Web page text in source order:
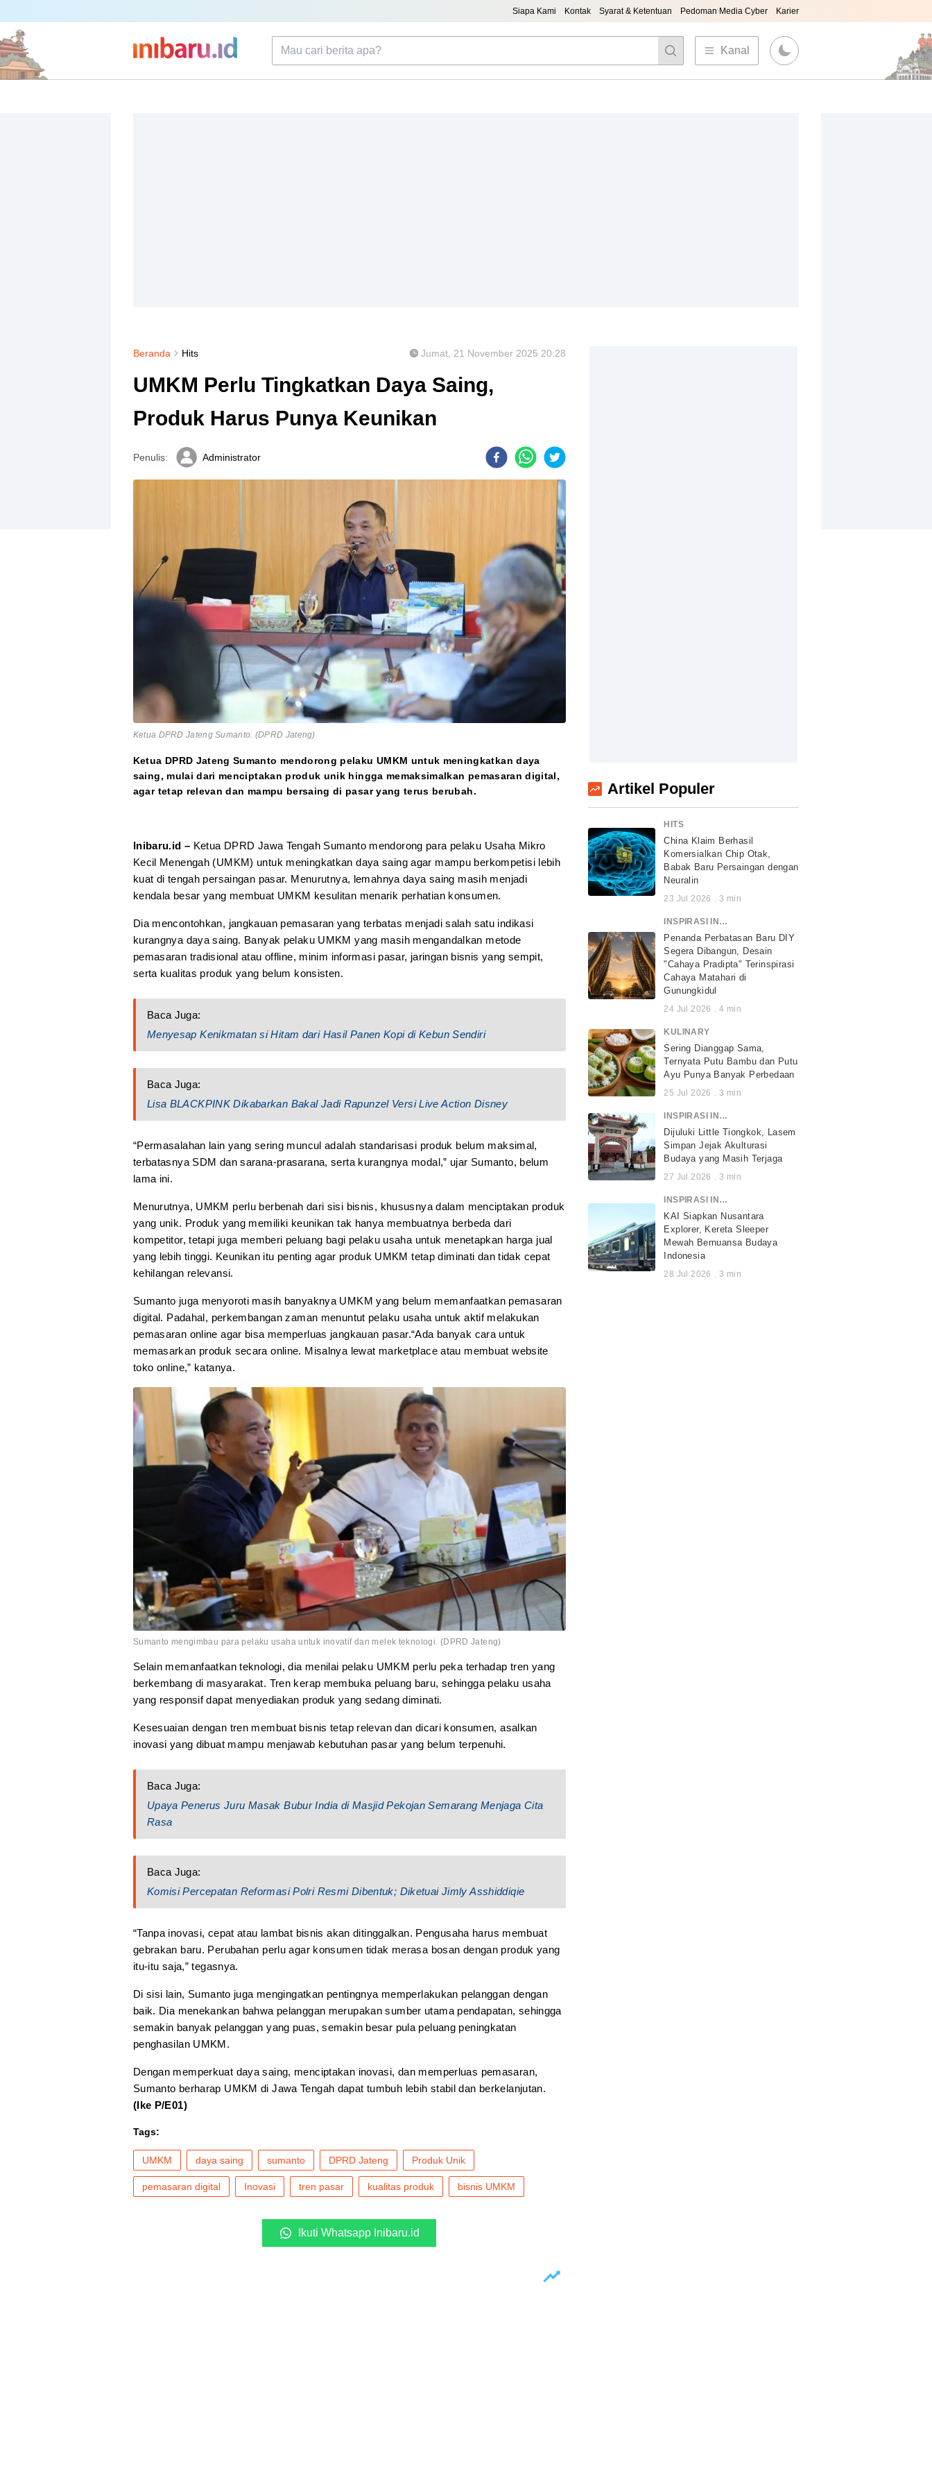
Siapa Kami Kontak Syarat & Ketentuan Pedoman Media Cyber Karier
Kanal
Beranda Hits Jumat, 21 November 2025 20:28
UMKM Perlu Tingkatkan Daya Saing,
Produk Harus Punya Keunikan
Penulis: Administrator
Ketua DPRD Jateng Sumanto. (DPRD Jateng)
Ketua DPRD Jateng Sumanto mendorong pelaku UMKM untuk meningkatkan daya
saing, mulai dari menciptakan produk unik hingga memaksimalkan pemasaran digital,
agar tetap relevan dan mampu bersaing di pasar yang terus berubah.
Inibaru.id – Ketua DPRD Jawa Tengah Sumanto mendorong para pelaku Usaha Mikro
Kecil Menengah (UMKM) untuk meningkatkan daya saing agar mampu berkompetisi lebih
kuat di tengah persaingan pasar. Menurutnya, lemahnya daya saing masih menjadi
kendala besar yang membuat UMKM kesulitan menarik perhatian konsumen.
Dia mencontohkan, jangkauan pemasaran yang terbatas menjadi salah satu indikasi
kurangnya daya saing. Banyak pelaku UMKM yang masih mengandalkan metode
pemasaran tradisional atau offline, minim informasi pasar, jaringan bisnis yang sempit,
serta kualitas produk yang belum konsisten.
Baca Juga:
Menyesap Kenikmatan si Hitam dari Hasil Panen Kopi di Kebun Sendiri
Baca Juga:
Lisa BLACKPINK Dikabarkan Bakal Jadi Rapunzel Versi Live Action Disney
“Permasalahan lain yang sering muncul adalah standarisasi produk belum maksimal,
terbatasnya SDM dan sarana-prasarana, serta kurangnya modal,” ujar Sumanto, belum
lama ini.
Menurutnya, UMKM perlu berbenah dari sisi bisnis, khususnya dalam menciptakan produk
yang unik. Produk yang memiliki keunikan tak hanya membuatnya berbeda dari
kompetitor, tetapi juga memberi peluang bagi pelaku usaha untuk menetapkan harga jual
yang lebih tinggi. Keunikan itu penting agar produk UMKM tetap diminati dan tidak cepat
kehilangan relevansi.
Sumanto juga menyoroti masih banyaknya UMKM yang belum memanfaatkan pemasaran
digital. Padahal, perkembangan zaman menuntut pelaku usaha untuk aktif melakukan
pemasaran online agar bisa memperluas jangkauan pasar.“Ada banyak cara untuk
memasarkan produk secara online. Misalnya lewat marketplace atau membuat website
toko online,” katanya.
Sumanto mengimbau para pelaku usaha untuk inovatif dan melek teknologi. (DPRD Jateng)
Selain memanfaatkan teknologi, dia menilai pelaku UMKM perlu peka terhadap tren yang
berkembang di masyarakat. Tren kerap membuka peluang baru, sehingga pelaku usaha
yang responsif dapat menyediakan produk yang sedang diminati.
Kesesuaian dengan tren membuat bisnis tetap relevan dan dicari konsumen, asalkan
inovasi yang dibuat mampu menjawab kebutuhan pasar yang belum terpenuhi.
Baca Juga:
Upaya Penerus Juru Masak Bubur India di Masjid Pekojan Semarang Menjaga Cita
Rasa
Baca Juga:
Komisi Percepatan Reformasi Polri Resmi Dibentuk; Diketuai Jimly Asshiddiqie
“Tanpa inovasi, cepat atau lambat bisnis akan ditinggalkan. Pengusaha harus membuat
gebrakan baru. Perubahan perlu agar konsumen tidak merasa bosan dengan produk yang
itu-itu saja,” tegasnya.
Di sisi lain, Sumanto juga mengingatkan pentingnya memperlakukan pelanggan dengan
baik. Dia menekankan bahwa pelanggan merupakan sumber utama pendapatan, sehingga
semakin banyak pelanggan yang puas, semakin besar pula peluang peningkatan
penghasilan UMKM.
Dengan memperkuat daya saing, menciptakan inovasi, dan memperluas pemasaran,
Sumanto berharap UMKM di Jawa Tengah dapat tumbuh lebih stabil dan berkelanjutan.
(Ike P/E01)
Tags:
UMKM daya saing sumanto DPRD Jateng Produk Unik
pemasaran digital Inovasi tren pasar kualitas produk bisnis UMKM
Ikuti Whatsapp Inibaru.id
Artikel Populer
HITS
China Klaim Berhasil
Komersialkan Chip Otak,
Babak Baru Persaingan dengan
Neuralin
23 Jul 2026 . 3 min
INSPIRASI INDONESIA
Penanda Perbatasan Baru DIY
Segera Dibangun, Desain
"Cahaya Pradipta" Terinspirasi
Cahaya Matahari di
Gunungkidul
24 Jul 2026 . 4 min
KULINARY
Sering Dianggap Sama,
Ternyata Putu Bambu dan Putu
Ayu Punya Banyak Perbedaan
25 Jul 2026 . 3 min
INSPIRASI INDONESIA
Dijuluki Little Tiongkok, Lasem
Simpan Jejak Akulturasi
Budaya yang Masih Terjaga
27 Jul 2026 . 3 min
INSPIRASI INDONESIA
KAI Siapkan Nusantara
Explorer, Kereta Sleeper
Mewah Bernuansa Budaya
Indonesia
28 Jul 2026 . 3 min